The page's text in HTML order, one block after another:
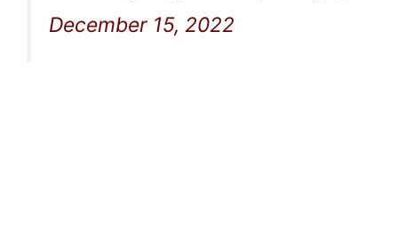
December 15, 2022